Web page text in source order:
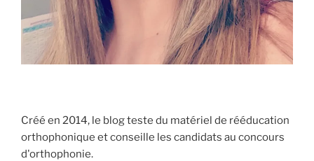
Créé en 2014, le blog teste du matériel de rééducation
orthophonique et conseille les candidats au concours
d'orthophonie.